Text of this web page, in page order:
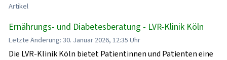
Artikel
Ernährungs- und Diabetesberatung - LVR-Klinik Köln
Letzte Änderung: 30. Januar 2026, 12:35 Uhr
Die LVR-Klinik Köln bietet Patientinnen und Patienten eine